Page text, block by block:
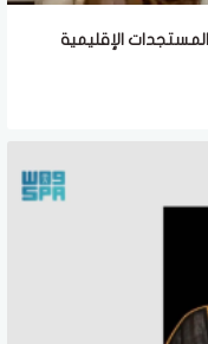
الإقليمية